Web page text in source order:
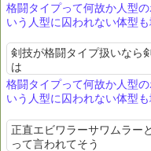
格闘タイプって何故か人型
いう人型に囚われない体型
剣技が格闘タイプ扱いなら
は
格闘タイプって何故か人型
いう人型に囚われない体型
正直エビワラーサワムラー
って言われてそう